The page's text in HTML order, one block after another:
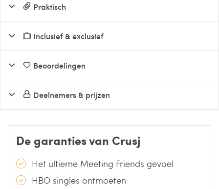
Praktisch
Inclusief & exclusief
Beoordelingen
Deelnemers & prijzen
De garanties van Crusj
Het ultieme Meeting Friends gevoel
HBO singles ontmoeten